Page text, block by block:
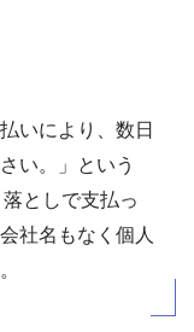
いにより、数日
い。」という
としで支払っ
社名もなく個人